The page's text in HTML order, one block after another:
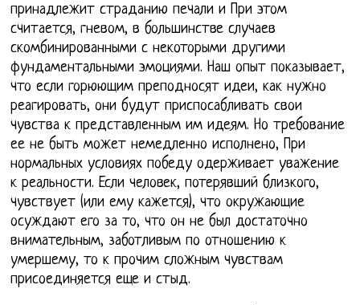
принадлежит страданию печали и При этом
считается, гневом, в большинстве случаев
скомбинированными с некоторыми другими
фундаментальными эмоциями. Наш опыт показывает,
что если горюющим преподносят идеи, как нужно
реагировать, они будут приспосабливать свои
чувства к представленным им идеям. Но требование
ее не быть может немедленно исполнено, При
нормальных условиях победу одерживает уважение
к реальности. Если человек, потерявший близкого,
чувствует (или ему кажется), что окружающие
осуждают его за то, что он не был достаточно
внимательным, заботливым по отношению к
умершему, то к прочим сложным чувствам
присоединяется еще и стыд.